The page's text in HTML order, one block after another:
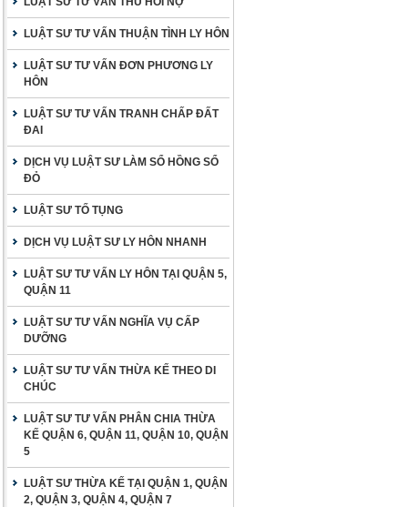
LUẬT SƯ TƯ VẤN THUẬN TÌNH LY HÔN
LUẬT SƯ TƯ VẤN ĐƠN PHƯƠNG LY
HÔN
LUẬT SƯ TƯ VẤN TRANH CHẤP ĐẤT
ĐAI
DỊCH VỤ LUẬT SƯ LÀM SỔ HỒNG SỔ
ĐỎ
LUẬT SƯ TỐ TỤNG
DỊCH VỤ LUẬT SƯ LY HÔN NHANH
LUẬT SƯ TƯ VẤN LY HÔN TẠI QUẬN 5,
QUẬN 11
LUẬT SƯ TƯ VẤN NGHĨA VỤ CẤP
DƯỠNG
LUẬT SƯ TƯ VẤN THỪA KẾ THEO DI
CHÚC
LUẬT SƯ TƯ VẤN PHÂN CHIA THỪA
KẾ QUẬN 6, QUẬN 11, QUẬN 10, QUẬN
5
LUẬT SƯ THỪA KẾ TẠI QUẬN 1, QUẬN
2, QUẬN 3, QUẬN 4, QUẬN 7